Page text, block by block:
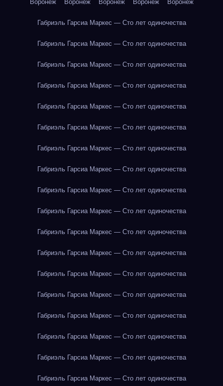
Воронеж Воронеж Воронеж Воронеж Воронеж
Габриэль Гарсиа Маркес — Сто лет одиночества
Габриэль Гарсиа Маркес — Сто лет одиночества
Габриэль Гарсиа Маркес — Сто лет одиночества
Габриэль Гарсиа Маркес — Сто лет одиночества
Габриэль Гарсиа Маркес — Сто лет одиночества
Габриэль Гарсиа Маркес — Сто лет одиночества
Габриэль Гарсиа Маркес — Сто лет одиночества
Габриэль Гарсиа Маркес — Сто лет одиночества
Габриэль Гарсиа Маркес — Сто лет одиночества
Габриэль Гарсиа Маркес — Сто лет одиночества
Габриэль Гарсиа Маркес — Сто лет одиночества
Габриэль Гарсиа Маркес — Сто лет одиночества
Габриэль Гарсиа Маркес — Сто лет одиночества
Габриэль Гарсиа Маркес — Сто лет одиночества
Габриэль Гарсиа Маркес — Сто лет одиночества
Габриэль Гарсиа Маркес — Сто лет одиночества
Габриэль Гарсиа Маркес — Сто лет одиночества
Габриэль Гарсиа Маркес — Сто лет одиночества